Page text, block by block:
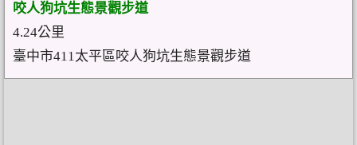
咬人狗坑生態景觀步道
4.24公里
臺中市411太平區咬人狗坑生態景觀步道